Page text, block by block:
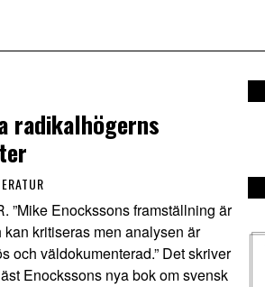
radikalhögerns
”Mike Enockssons framställning är
kritiseras men analysen är
och väldokumenterad.” Det skriver
Enockssons nya bok om svensk